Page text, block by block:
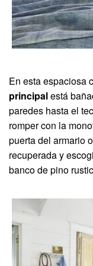
En esta espaciosa
principalestá
paredes hasta el
romper con la
puerta del armario
recuperada y
banco de pino